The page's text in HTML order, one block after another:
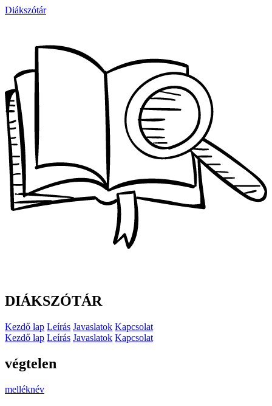
Diákszótár
DIÁKSZÓTÁR
Kezdő lap Leírás Javaslatok Kapcsolat
Kezdő lap Leírás Javaslatok Kapcsolat
végtelen
melléknév